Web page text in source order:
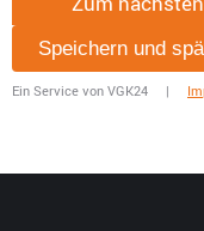
Speichern und
Ein Service von VGK24 |